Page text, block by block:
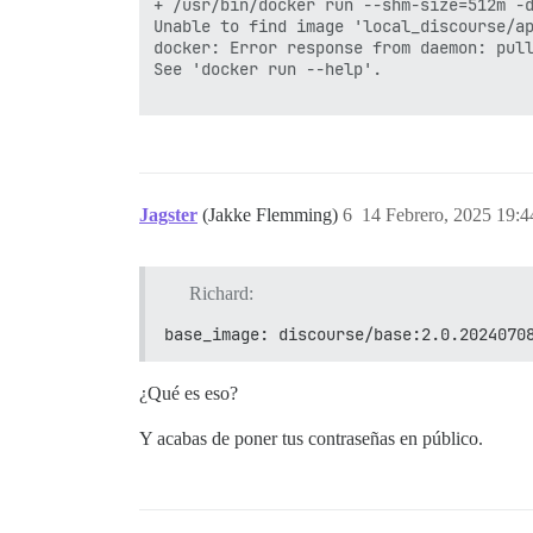
> I, [2025-02-14T15:37:56.993945 #1]
> I, [2025-02-14T15:37:57.000584 #1]
> I, [2025-02-14T15:37:57.007505 #1]
> I, [2025-02-14T15:37:57.013066 #1]
> Errno::ENOENT: No such file or
> ** FAILED TO BOOTSTRAP ** please
>
Unable to find image
docker: Error response from
See 'docker run --help'.
Jagster (Jakke Flemming) 14 Febrero, 2025
6
Richard:
base_image: discourse/
¿Qué es eso?
Y acabas de poner tus contraseñas en público.